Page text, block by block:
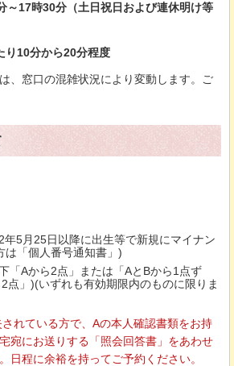
～17時30分（土日祝日および連休明け等
り10分から20分程度
、窓口の混雑状況により変動します。ご
年5月25日以降に出生等で新規にマイナン
は「個人番号通知書」)
「Aから2点」または「AとBから1点ず
点」)(いずれも有効期限内のものに限りま
れている方で、Aの本人確認書類をお持
宛にお送りする「照会回答書」をあわせ
日程に余裕を持ってご予約ください。